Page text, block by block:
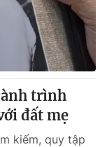
trình
đất mẹ
kiếm, quy tập